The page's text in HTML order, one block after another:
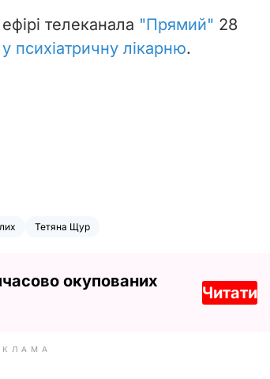
телеканала "Прямий" 28
психіатричну лікарню.
Тетяна Щур
окупованих
Читати